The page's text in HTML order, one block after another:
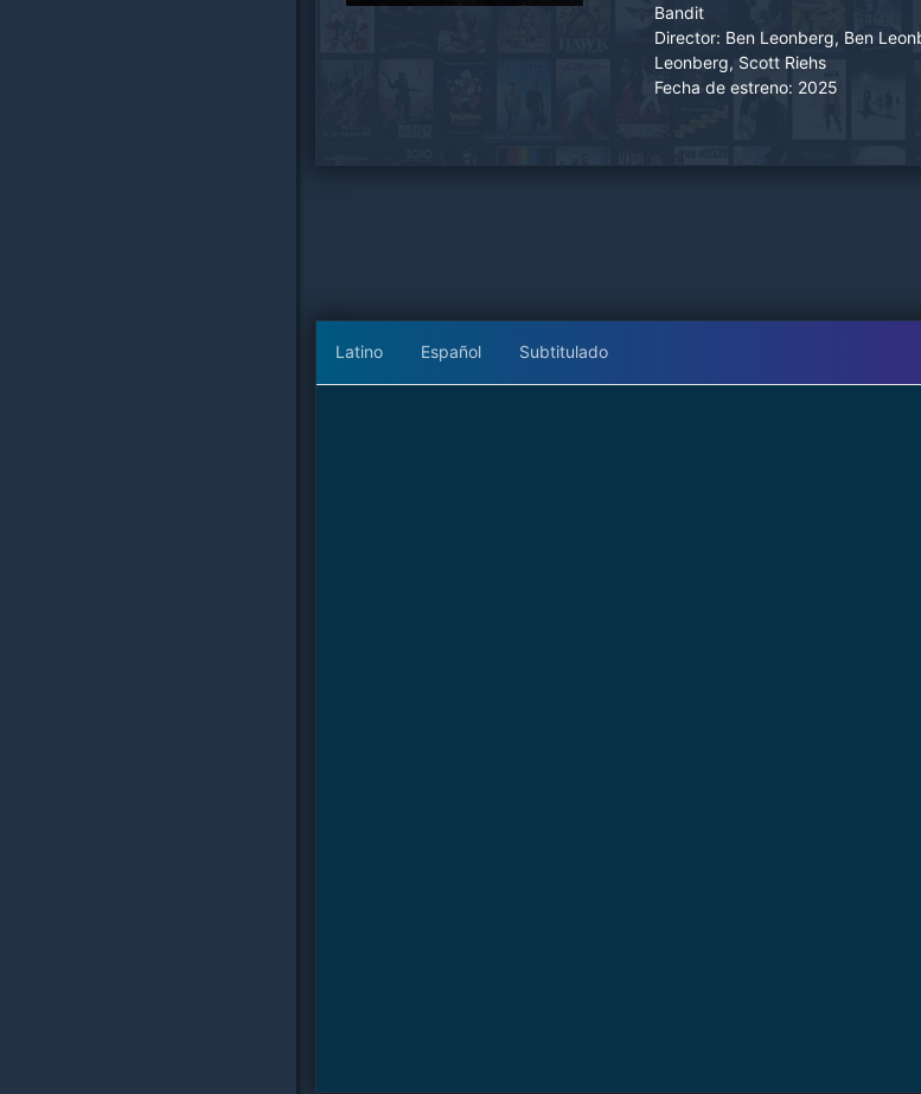
compañero humano, el valiente
luchar para proteger a quien más
Bandit
Director: Ben Leonberg, Ben
Leonberg, Scott Riehs
Fecha de estreno: 2025
Latino Español Subtitulado